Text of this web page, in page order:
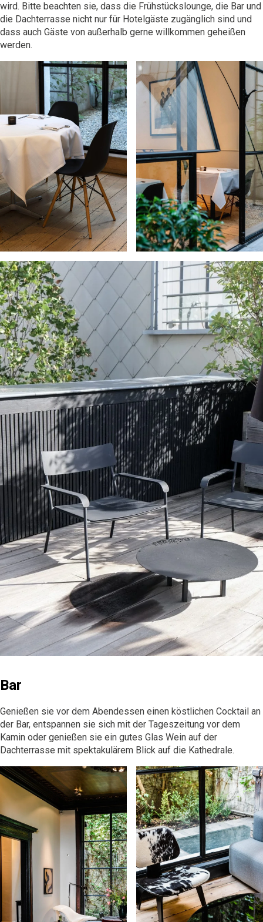
wird. Bitte beachten sie, dass die Frühstückslounge, die Bar und
die Dachterrasse nicht nur für Hotelgäste zugänglich sind und
dass auch Gäste von außerhalb gerne willkommen geheißen
werden.
Bar
Genießen sie vor dem Abendessen einen köstlichen Cocktail an
der Bar, entspannen sie sich mit der Tageszeitung vor dem
Kamin oder genießen sie ein gutes Glas Wein auf der
Dachterrasse mit spektakulärem Blick auf die Kathedrale.